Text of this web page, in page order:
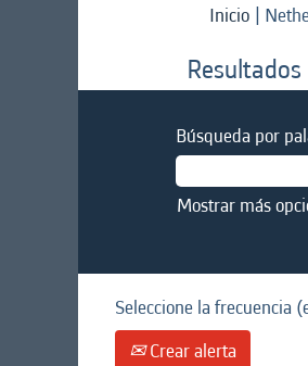
Inicio |
Búsqueda por
Mostrar más
Seleccione la frecuencia
Crear alerta